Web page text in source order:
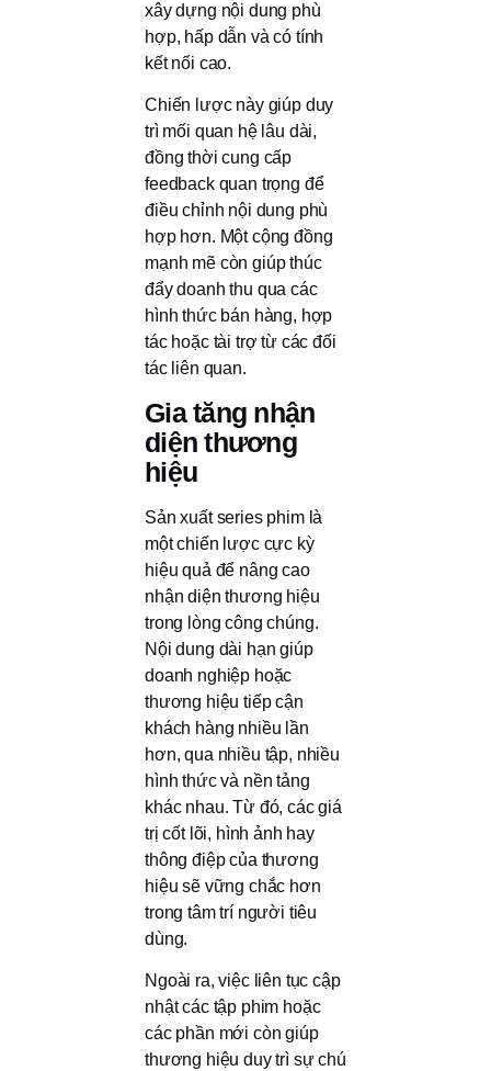
xây dựng nội dung phù
hợp, hấp dẫn và có tính
kết nối cao.
Chiến lược này giúp duy
trì mối quan hệ lâu dài,
đồng thời cung cấp
feedback quan trọng để
điều chỉnh nội dung phù
hợp hơn. Một cộng đồng
mạnh mẽ còn giúp thúc
đẩy doanh thu qua các
hình thức bán hàng, hợp
tác hoặc tài trợ từ các đối
tác liên quan.
Gia tăng nhận
diện thương
hiệu
Sản xuất series phim là
một chiến lược cực kỳ
hiệu quả để nâng cao
nhận diện thương hiệu
trong lòng công chúng.
Nội dung dài hạn giúp
doanh nghiệp hoặc
thương hiệu tiếp cận
khách hàng nhiều lần
hơn, qua nhiều tập, nhiều
hình thức và nền tảng
khác nhau. Từ đó, các giá
trị cốt lõi, hình ảnh hay
thông điệp của thương
hiệu sẽ vững chắc hơn
trong tâm trí người tiêu
dùng.
Ngoài ra, việc liên tục cập
nhật các tập phim hoặc
các phần mới còn giúp
thương hiệu duy trì sự chú